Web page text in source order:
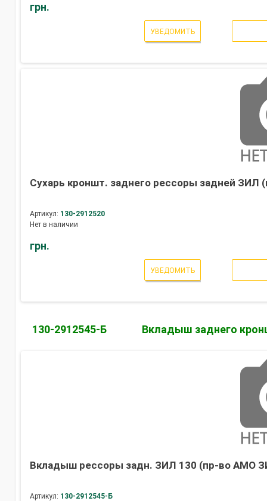
грн.
УВЕДОМИТЬ
Сухарь кроншт. заднего рессоры задней ЗИЛ
Артикул: 130-2912520
Нет в наличии
грн.
УВЕДОМИТЬ
130-2912545-Б Вкладыш заднего
Вкладыш рессоры задн. ЗИЛ 130 (пр-во АМО
Артикул: 130-2912545-Б